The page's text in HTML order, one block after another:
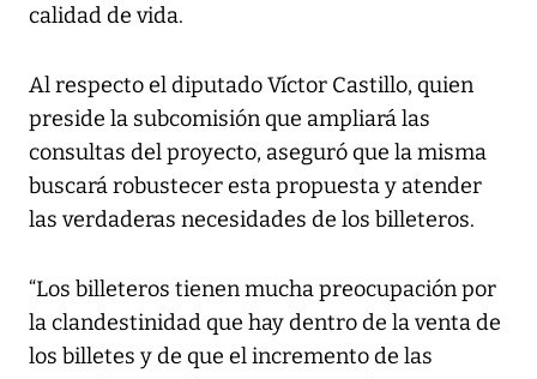
calidad de vida.
Al respecto el diputado Víctor Castillo, quien
preside la subcomisión que ampliará las
consultas del proyecto, aseguró que la misma
buscará robustecer esta propuesta y atender
las verdaderas necesidades de los billeteros.
“Los billeteros tienen mucha preocupación por
la clandestinidad que hay dentro de la venta de
los billetes y de que el incremento de las